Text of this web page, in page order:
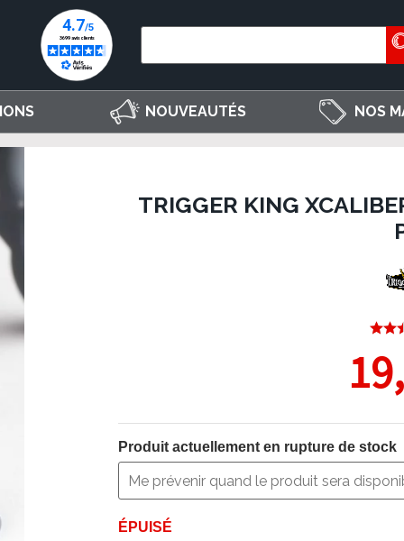
NOUVEAUTÉS NOS
TRIGGER KING
Produit actuellement en rupture de stock
ÉPUISÉ